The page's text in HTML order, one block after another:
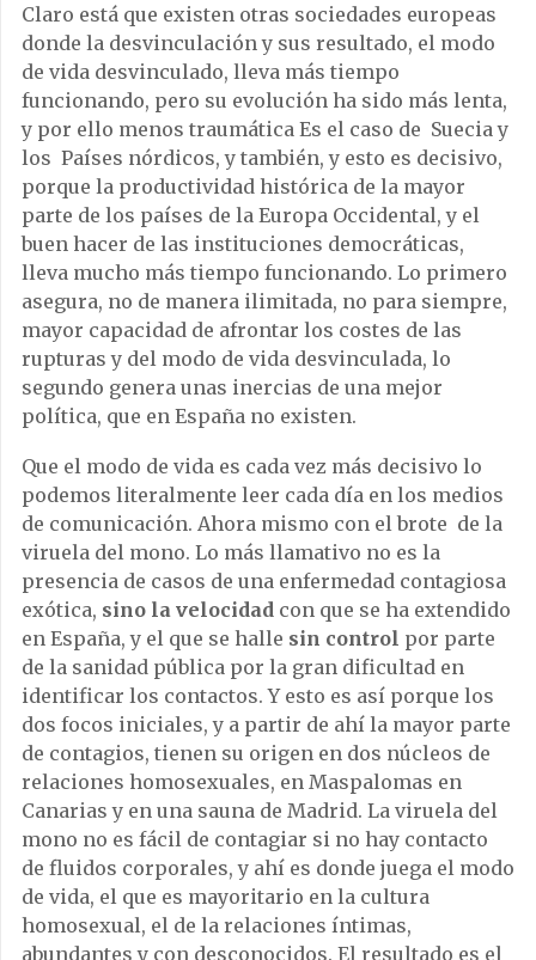
Claro está que existen otras sociedades europeas
donde la desvinculación y sus resultado, el modo
de vida desvinculado, lleva más tiempo
funcionando, pero su evolución ha sido más lenta,
y por ello menos traumática Es el caso de Suecia y
los Países nórdicos, y también, y esto es decisivo,
porque la productividad histórica de la mayor
parte de los países de la Europa Occidental, y el
buen hacer de las instituciones democráticas,
lleva mucho más tiempo funcionando. Lo primero
asegura, no de manera ilimitada, no para siempre,
mayor capacidad de afrontar los costes de las
rupturas y del modo de vida desvinculada, lo
segundo genera unas inercias de una mejor
política, que en España no existen.
Que el modo de vida es cada vez más decisivo lo
podemos literalmente leer cada día en los medios
de comunicación. Ahora mismo con el brote de la
viruela del mono. Lo más llamativo no es la
presencia de casos de una enfermedad contagiosa
exótica, sino la velocidad con que se ha extendido
en España, y el que se halle sin control por parte
de la sanidad pública por la gran dificultad en
identificar los contactos. Y esto es así porque los
dos focos iniciales, y a partir de ahí la mayor parte
de contagios, tienen su origen en dos núcleos de
relaciones homosexuales, en Maspalomas en
Canarias y en una sauna de Madrid. La viruela del
mono no es fácil de contagiar si no hay contacto
de fluidos corporales, y ahí es donde juega el modo
de vida, el que es mayoritario en la cultura
homosexual, el de la relaciones íntimas,
abundantes y con desconocidos. El resultado es el